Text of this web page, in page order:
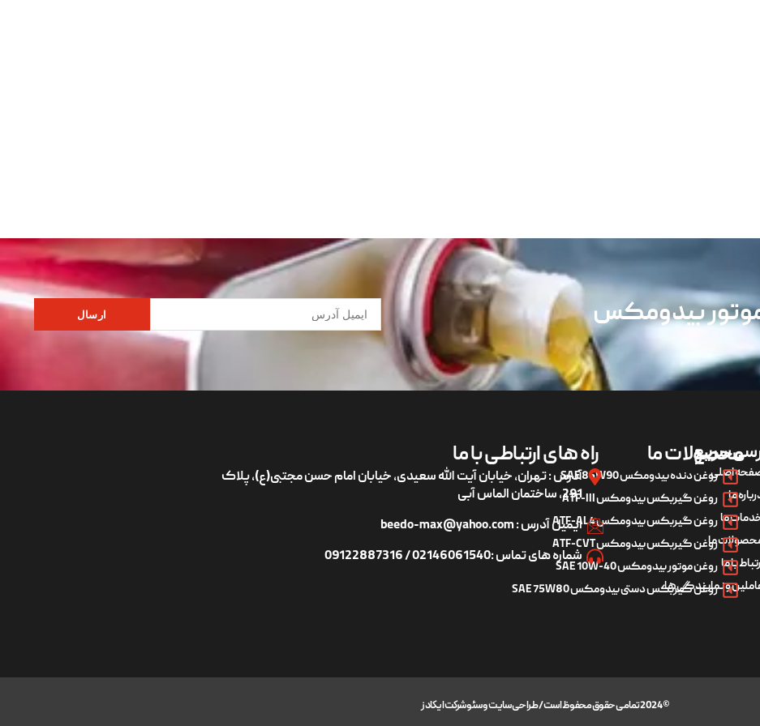
بیدومکس ارسال
سریع
اصلی
ما
ما
ما
با ما
و نمایندگی‌ها
محصولات ما
روغن دنده بیدومکس SAE 85W90
روغن گیربکس بیدومکس ATF-III
روغن گیربکس بیدومکس ATF-AL4
روغن گیربکس بیدومکس ATF-CVT
روغن موتور بیدومکس SAE 10W-40
روغن گیربکس دستی بیدومکس SAE 75W80
راه های ارتباطی با ما
آدرس : تهران، خیابان آیت الله سعیدی، خیابان امام حسن مجتبی(ع)، پلاک
291، ساختمان الماس آبی
ایمیل آدرس : beedo-max@yahoo.com
شماره های تماس :02146061540 / 09122887316
© 2024 تمامی حقوق محفوظ است / طراحی سایت و سئو شرکت ایکادز